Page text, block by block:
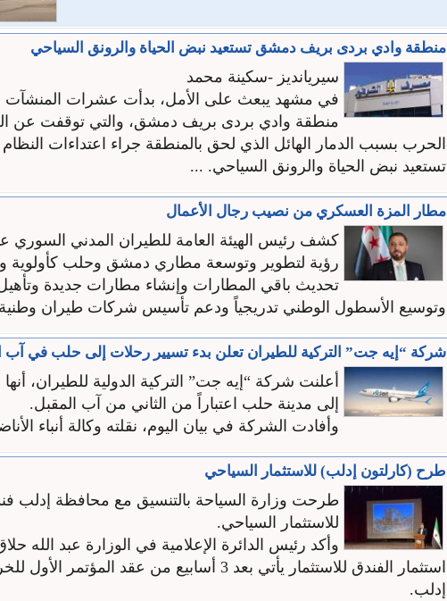
منطقة وادي بردى بريف دمشق تستعيد نبض الحياة والرونق السياحي
سيريانديز -سكينة محمد
في مشهد يبعث على الأمل، بدأت عشرات المنشآت
منطقة وادي بردى بريف دمشق، والتي توقفت عن
الحرب بسبب الدمار الهائل الذي لحق بالمنطقة جراء اعتداءات النظام
تستعيد نبض الحياة والرونق السياحي. ...
مطار المزة العسكري من نصيب رجال الأعمال
كشف رئيس الهيئة العامة للطيران المدني
رؤية لتطوير وتوسعة مطاري دمشق وحلب كأولوية
تحديث باقي المطارات وإنشاء مطارات جديدة وتأهيل
وتوسيع الأسطول الوطني تدريجياً ودعم تأسيس شركات طيران
شركة “إيه جت” التركية للطيران تعلن بدء تسيير رحلات إلى حلب في آب
أعلنت شركة “إيه جت” التركية الدولية للطيران، أنها
إلى مدينة حلب اعتباراً من الثاني من آب المقبل.
وأفادت الشركة في بيان اليوم، نقلته وكالة أنباء
طرح (كارلتون إدلب) للاستثمار السياحي
طرحت وزارة السياحة بالتنسيق مع محافظة إدلب
للاستثمار السياحي.
وأكد رئيس الدائرة الإعلامية في الوزارة عبد الله
استثمار الفندق للاستثمار يأتي بعد 3 أسابيع من عقد
إدلب.